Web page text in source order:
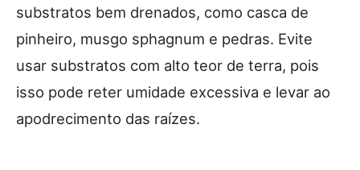
substratos bem drenados, como casca de
pinheiro, musgo sphagnum e pedras. Evite
usar substratos com alto teor de terra, pois
isso pode reter umidade excessiva e levar ao
apodrecimento das raízes.